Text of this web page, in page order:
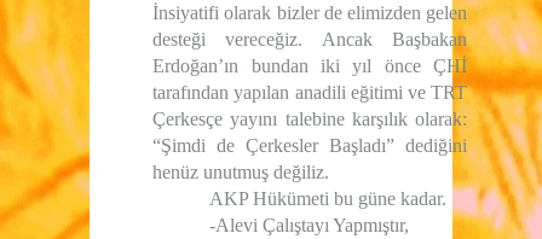
İnsiyatifi olarak bizler de elimizden gelen
desteği vereceğiz. Ancak Başbakan
Erdoğan’ın bundan iki yıl önce ÇHİ
tarafından yapılan anadili eğitimi ve TRT
Çerkesçe yayını talebine karşılık olarak:
“Şimdi de Çerkesler Başladı” dediğini
henüz unutmuş değiliz.
AKP Hükümeti bu güne kadar.
-Alevi Çalıştayı Yapmıştır,